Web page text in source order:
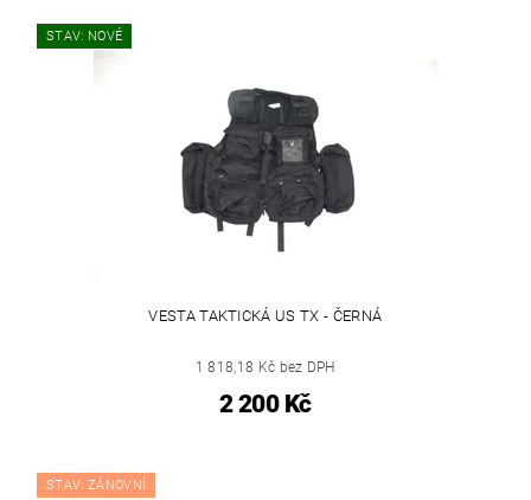
STAV: NOVÉ
VESTA TAKTICKÁ US TX - ČERNÁ
1 818,18 Kč bez DPH
2 200 Kč
STAV: ZÁNOVNÍ